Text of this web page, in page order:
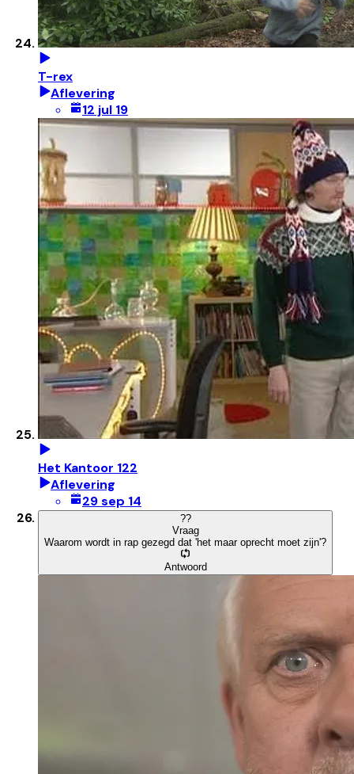
T-rex
Aflevering
12 jul 19
Het Kantoor 122
Aflevering
29 sep 14
??
Vraag
Waarom wordt in rap gezegd dat 'het maar oprecht moet zijn'?
Antwoord